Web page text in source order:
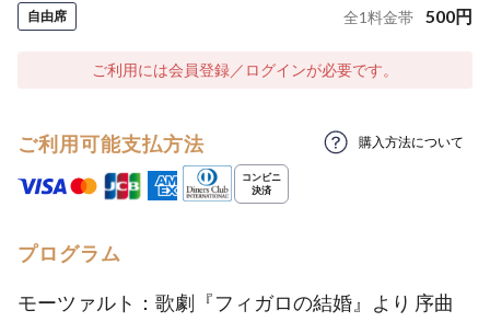
自由席 全1料金帯 500円
ご利用には会員登録／ログインが必要です。
ご利用可能支払方法 購入方法について
プログラム
モーツァルト：歌劇『フィガロの結婚』より 序曲